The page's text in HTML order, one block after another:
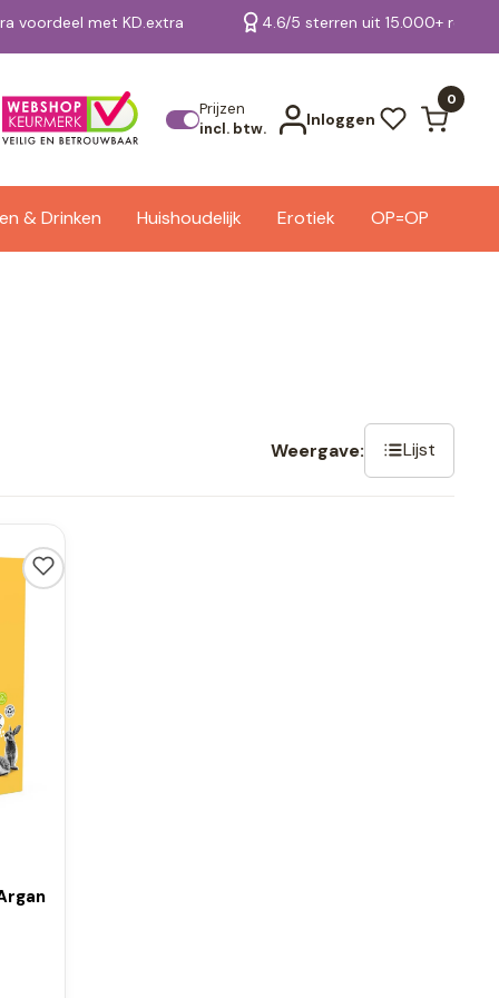
voordeel met KD.extra 4.6/5 sterren uit 15.000+
Prijzen
incl. btw.
Inloggen
0
& Drinken Huishoudelijk Erotiek OP=OP
Bekijk alle resultaten
Weergave: Lijst